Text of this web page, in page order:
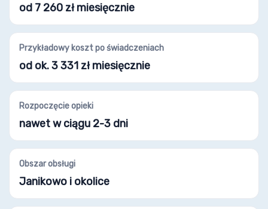
od 7 260 zł miesięcznie
Przykładowy koszt po świadczeniach
od ok. 3 331 zł miesięcznie
Rozpoczęcie opieki
nawet w ciągu 2-3 dni
Obszar obsługi
Janikowo i okolice